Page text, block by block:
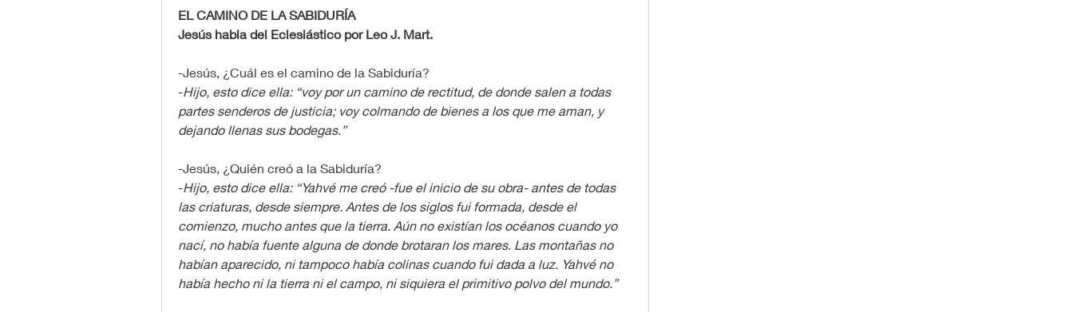
EL CAMINO DE LA SABIDURÍA
Jesús habla del Eclesiástico por Leo J. Mart.
-Jesús, ¿Cuál es el camino de la Sabiduría?
-Hijo, esto dice ella: “voy por un camino de rectitud, de donde salen a todas
partes senderos de justicia; voy colmando de bienes a los que me aman, y
dejando llenas sus bodegas.”
-Jesús, ¿Quién creó a la Sabiduría?
-Hijo, esto dice ella: “Yahvé me creó -fue el inicio de su obra- antes de todas
las criaturas, desde siempre. Antes de los siglos fui formada, desde el
comienzo, mucho antes que la tierra. Aún no existían los océanos cuando yo
nací, no había fuente alguna de donde brotaran los mares. Las montañas no
habían aparecido, ni tampoco había colinas cuando fui dada a luz. Yahvé no
había hecho ni la tierra ni el campo, ni siquiera el primitivo polvo del mundo.”